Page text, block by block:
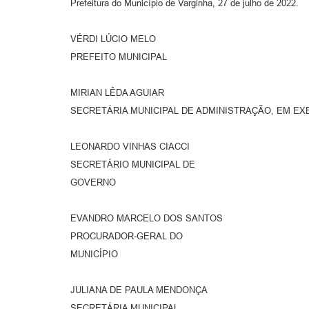
Prefeitura do Município de Varginha, 27 de julho de 2022.
VÉRDI LÚCIO MELO
PREFEITO MUNICIPAL
MIRIAN LÊDA AGUIAR
SECRETÁRIA MUNICIPAL DE ADMINISTRAÇÃO, EM
LEONARDO VINHAS CIACCI
SECRETÁRIO MUNICIPAL DE
GOVERNO
EVANDRO MARCELO DOS SANTOS
PROCURADOR-GERAL DO
MUNICÍPIO
JULIANA DE PAULA MENDONÇA